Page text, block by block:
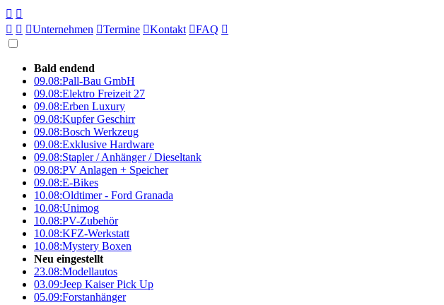
 
  Unternehmen Termine Kontakt FAQ 
Bald endend
09.08:Pall-Bau GmbH
09.08:Elektro Freizeit 27
09.08:Erben Luxury
09.08:Kupfer Geschirr
09.08:Bosch Werkzeug
09.08:Exklusive Hardware
09.08:Stapler / Anhänger / Dieseltank
09.08:PV Anlagen + Speicher
09.08:E-Bikes
10.08:Oldtimer - Ford Granada
10.08:Unimog
10.08:PV-Zubehör
10.08:KFZ-Werkstatt
10.08:Mystery Boxen
Neu eingestellt
23.08:Modellautos
03.09:Jeep Kaiser Pick Up
05.09:Forstanhänger